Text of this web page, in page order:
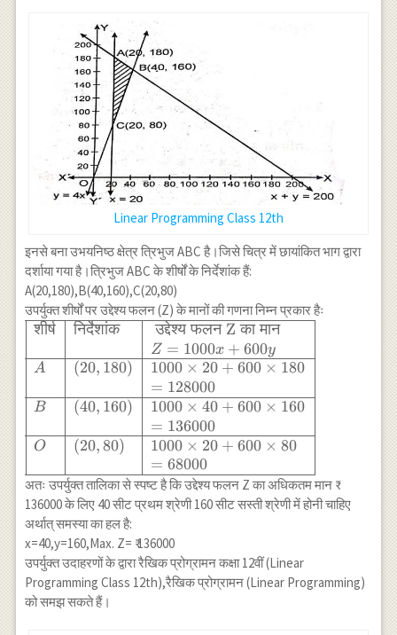
\hline \text{
लाभ } & 1000
& 600 & \\
\end{array}
Linear Programming Class 12th
इनसे बना उभयनिष्ठ क्षेत्र त्रिभुज ABC है।जिसे चित्र में छायांकित भाग द्वारा
दर्शाया गया है।त्रिभुज ABC के शीर्षों के निर्देशांक हैं:
A(20,180),B(40,160),C(20,80)
उपर्युक्त शीर्षों पर उद्देश्य फलन (Z) के मानों की गणना निम्न प्रकार हैः
\begin{array}
\text{शीर्ष} &
& \text {
का मान } \\ &
& Z=1000
x+600 y \\
\hline A &
(20,180) &
1000 \times
20+600
\times 180 \\
& &=128000
\\ \hline B &
शीर्ष
A
B
O
निर्देशांक
(20, 180)
(40, 160)
(20,80)
उद्देश्य फलनZका मान
Z = 1000x + 600y
1000 × 20 + 600 × 180
= 128000
1000 × 40 + 600 × 160
= 136000
1000 × 20 + 600 × 80
= 68000
अतः उपर्युक्त तालिका से स्पष्ट है कि उद्देश्य फलन Z का अधिकतम मान ₹
136000 के लिए 40 सीट प्रथम श्रेणी 160 सीट सस्ती श्रेणी में होनी चाहिए
अर्थात् समस्या का हल है:
x=40,y=160,Max. Z= ₹ 136000
उपर्युक्त उदाहरणों के द्वारा रैखिक प्रोग्रामन कक्षा 12वीं (Linear
Programming Class 12th),रैखिक प्रोग्रामन (Linear Programming)
को समझ सकते हैं।